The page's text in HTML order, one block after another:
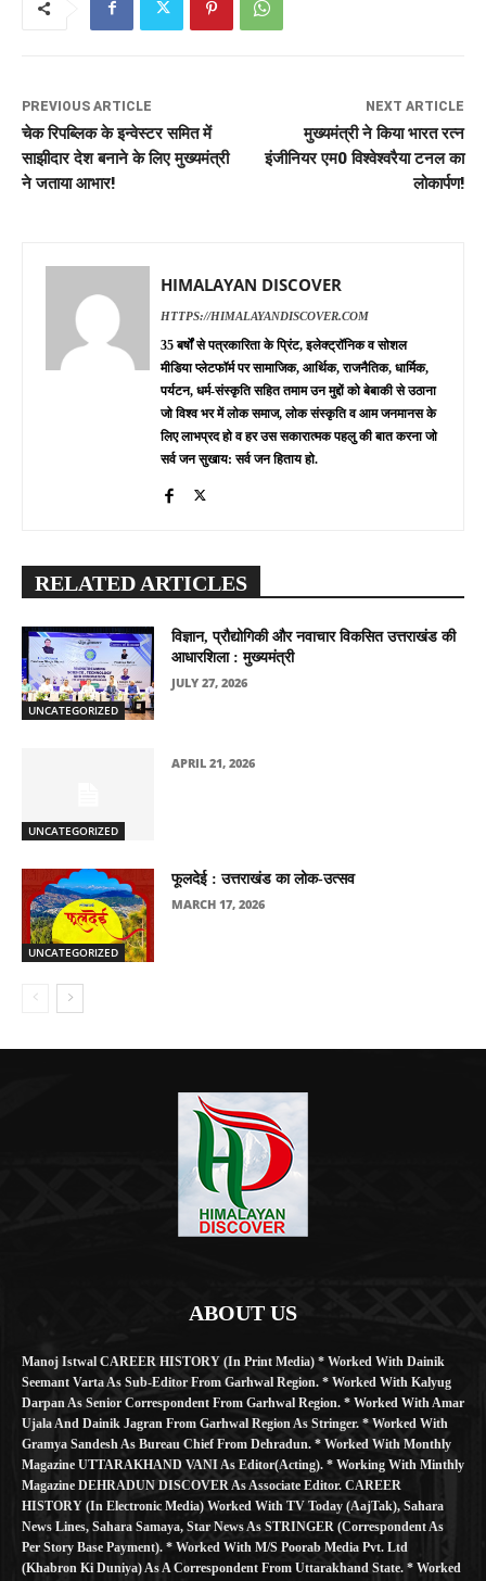
PREVIOUS ARTICLE
चेक रिपब्लिक के इन्वेस्टर समित में
साझीदार देश बनाने के लिए मुख्यमंत्री
ने जताया आभार!
NEXT ARTICLE
मुख्यमंत्री ने किया भारत रत्न
इंजीनियर एम0 विश्वेश्वरैया टनल का
लोकार्पण!
HIMALAYAN DISCOVER
HTTPS://HIMALAYANDISCOVER.COM
35 बर्षों से पत्रकारिता के प्रिंट, इलेक्ट्रॉनिक व सोशल
मीडिया प्लेटफॉर्म पर सामाजिक, आर्थिक, राजनैतिक, धार्मिक,
पर्यटन, धर्म-संस्कृति सहित तमाम उन मुद्दों को बेबाकी से उठाना
जो विश्व भर में लोक समाज, लोक संस्कृति व आम जनमानस के
लिए लाभप्रद हो व हर उस सकारात्मक पहलु की बात करना जो
सर्व जन सुखाय: सर्व जन हिताय हो.
RELATED ARTICLES
UNCATEGORIZED
विज्ञान, प्रौद्योगिकी और नवाचार विकसित उत्तराखंड की
आधारशिला : मुख्यमंत्री
JULY 27, 2026
UNCATEGORIZED
APRIL 21, 2026
UNCATEGORIZED
फूलदेई : उत्तराखंड का लोक-उत्सव
MARCH 17, 2026
ABOUT US
Manoj Istwal CAREER HISTORY (in Print Media) * Worked With Dainik
Seemant Varta As Sub-Editor From Garhwal Region. * Worked With Kalyug
Darpan As Senior Correspondent From Garhwal Region. * Worked With Amar
Ujala And Dainik Jagran From Garhwal Region As Stringer. * Worked With
Gramya Sandesh As Bureau Chief From Dehradun. * Worked With Monthly
Magazine UTTARAKHAND VANI As Editor(Acting). * Working With Minthly
Magazine DEHRADUN DISCOVER As Associate Editor. CAREER
HISTORY (in Electronic Media) Worked With TV Today (AajTak), Sahara
News Lines, Sahara Samaya, Star News As STRINGER (Correspondent As
Per Story Base Payment). * Worked With M/S Poorab Media Pvt. Ltd
(Khabron Ki Duniya) As A Correspondent From Uttarakhand State. * Worked